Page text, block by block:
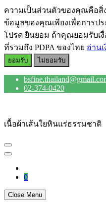
ความเป็นส่วนตัวของคุณคือสิ่
ข้อมูลของคุณเพียงเพื่อการป
โปรด ยินยอม ถ้าคุณยอมรับเ
ที่รวมถึง PDPA ของไทย อ่าน
ยอมรับ ไม่ยอมรับ
content02-374-0420
เนื้อผ้าเส้นใยหินแร่ธรรมชาติ
0
Close Menu